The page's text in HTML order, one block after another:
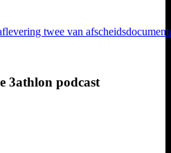
twee van
3athlon podcast